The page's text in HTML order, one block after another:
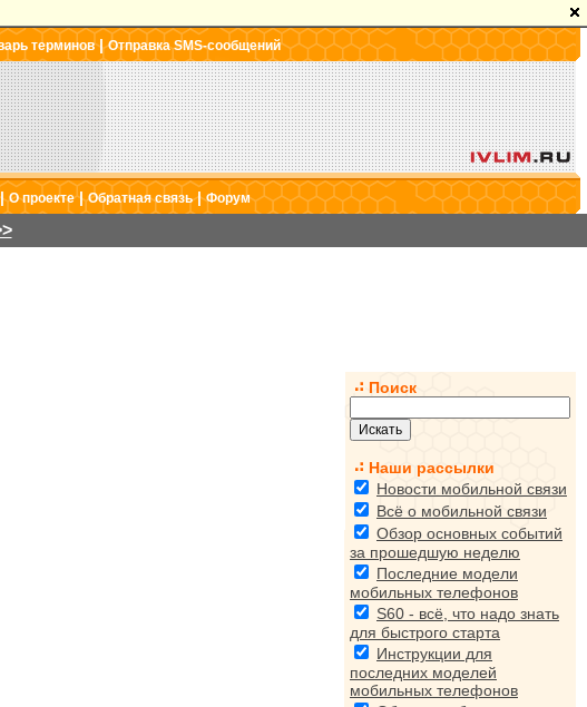
терминов|Отправка SMS-сообщений
О проекте|Обратная связь|Форум
Поиск
Наши рассылки
Новости мобильной связи
Всё о мобильной связи
Обзор основных событий
за прошедшую неделю
Последние модели
мобильных телефонов
S60 - всё, что надо знать
для быстрого старта
Инструкции для
последних моделей
мобильных телефонов